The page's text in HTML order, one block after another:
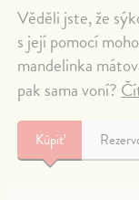
Věděli jste, že
s její pomocí
mandelinka
pak sama voní?
Kúpiť